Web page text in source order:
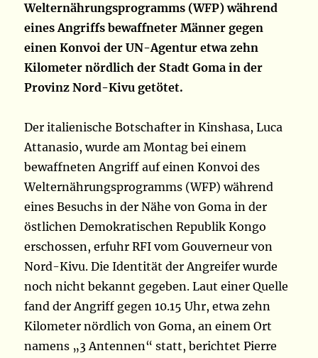
Welternährungsprogramms (WFP) während
eines Angriffs bewaffneter Männer gegen
einen Konvoi der UN-Agentur etwa zehn
Kilometer nördlich der Stadt Goma in der
Provinz Nord-Kivu getötet.
Der italienische Botschafter in Kinshasa, Luca
Attanasio, wurde am Montag bei einem
bewaffneten Angriff auf einen Konvoi des
Welternährungsprogramms (WFP) während
eines Besuchs in der Nähe von Goma in der
östlichen Demokratischen Republik Kongo
erschossen, erfuhr RFI vom Gouverneur von
Nord-Kivu. Die Identität der Angreifer wurde
noch nicht bekannt gegeben. Laut einer Quelle
fand der Angriff gegen 10.15 Uhr, etwa zehn
Kilometer nördlich von Goma, an einem Ort
namens „3 Antennen“ statt, berichtet Pierre